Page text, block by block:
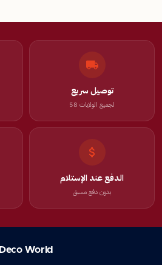
توصيل سريع
لجميع الولايات 58
الدفع عند الإستلام
بدون دفع مسبق
Deco World